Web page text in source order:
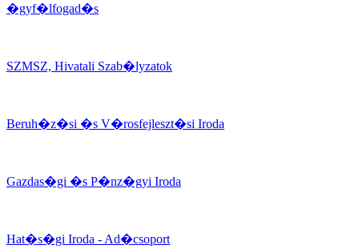
�gyf�lfogad�s
SZMSZ, Hivatali Szab�lyzatok
Beruh�z�si �s V�rosfejleszt�si Iroda
Gazdas�gi �s P�nz�gyi Iroda
Hat�s�gi Iroda - Ad�csoport